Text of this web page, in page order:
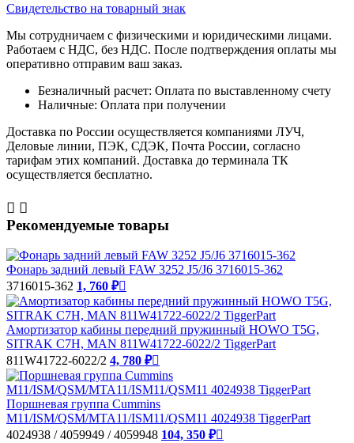
Свидетельство на товарный знак
Мы сотрудничаем с физическими и юридическими лицами.
Работаем с НДС, без НДС. После подтверждения оплаты мы
оперативно отправим ваш заказ.
Безналичный расчет: Оплата по выставленному счету
Наличные: Оплата при получении
Доставка по России осуществляется компаниями ЛУЧ,
Деловые линии, ПЭК, СДЭК, Почта России, согласно
тарифам этих компаний. Доставка до терминала ТК
осуществляется бесплатно.
 
Рекомендуемые товары
Фонарь задний левый FAW 3252 J5/J6 3716015-362
3716015-362 1, 760 ₽
Амортизатор кабины передний пружинный HOWO T5G,
SITRAK C7H, MAN 811W41722-6022/2 TiggerPart
811W41722-6022/2 4, 780 ₽
Поршневая группа Cummins
M11/ISM/QSM/MTA11/ISM11/QSM11 4024938 TiggerPart
4024938 / 4059949 / 4059948 104, 350 ₽